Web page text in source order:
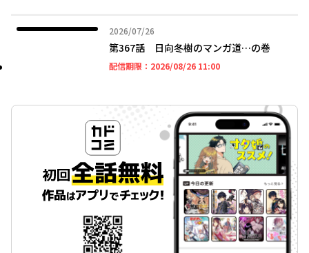
2026/07/26
2026年07月26日
第367話 日向冬樹のマンガ道…の巻
配信期限： 2026/08/26 11:002026年08月26日 11時